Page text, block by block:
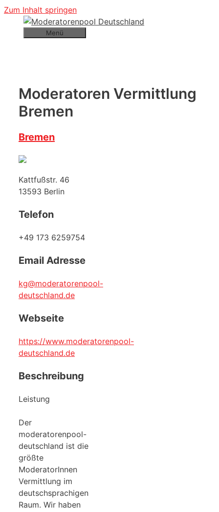
Zum Inhalt springen
Menü
Moderatoren Vermittlung
Bremen
Bremen
Kattfußstr. 46
13593 Berlin
Telefon
+49 173 6259754
Email Adresse
kg@moderatorenpool-
deutschland.de
Webseite
https://www.moderatorenpool-
deutschland.de
Beschreibung
Leistung
Der
moderatorenpool-
deutschland ist die
größte
ModeratorInnen
Vermittlung im
deutschsprachigen
Raum. Wir haben